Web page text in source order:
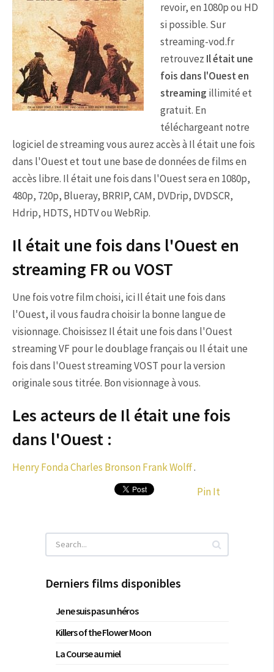
revoir, en 1080p ou HD
si possible. Sur
streaming-vod.fr
retrouvez Il était une
fois dans l'Ouest en
streaming illimité et
gratuit. En
téléchargeant notre
logiciel de streaming vous aurez accès à Il était une fois
dans l'Ouest et tout une base de données de films en
accès libre. Il était une fois dans l'Ouest sera en 1080p,
480p, 720p, Blueray, BRRIP, CAM, DVDrip, DVDSCR,
Hdrip, HDTS, HDTV ou WebRip.
Il était une fois dans l'Ouest en
streaming FR ou VOST
Une fois votre film choisi, ici Il était une fois dans
l'Ouest, il vous faudra choisir la bonne langue de
visionnage. Choisissez Il était une fois dans l'Ouest
streaming VF pour le doublage français ou Il était une
fois dans l'Ouest streaming VOST pour la version
originale sous titrée. Bon visionnage à vous.
Les acteurs de Il était une fois
dans l'Ouest :
Henry FondaCharles BronsonFrank Wolff.
Pin It
Derniers films disponibles
Je ne suis pas un héros
Killers of the Flower Moon
La Course au miel